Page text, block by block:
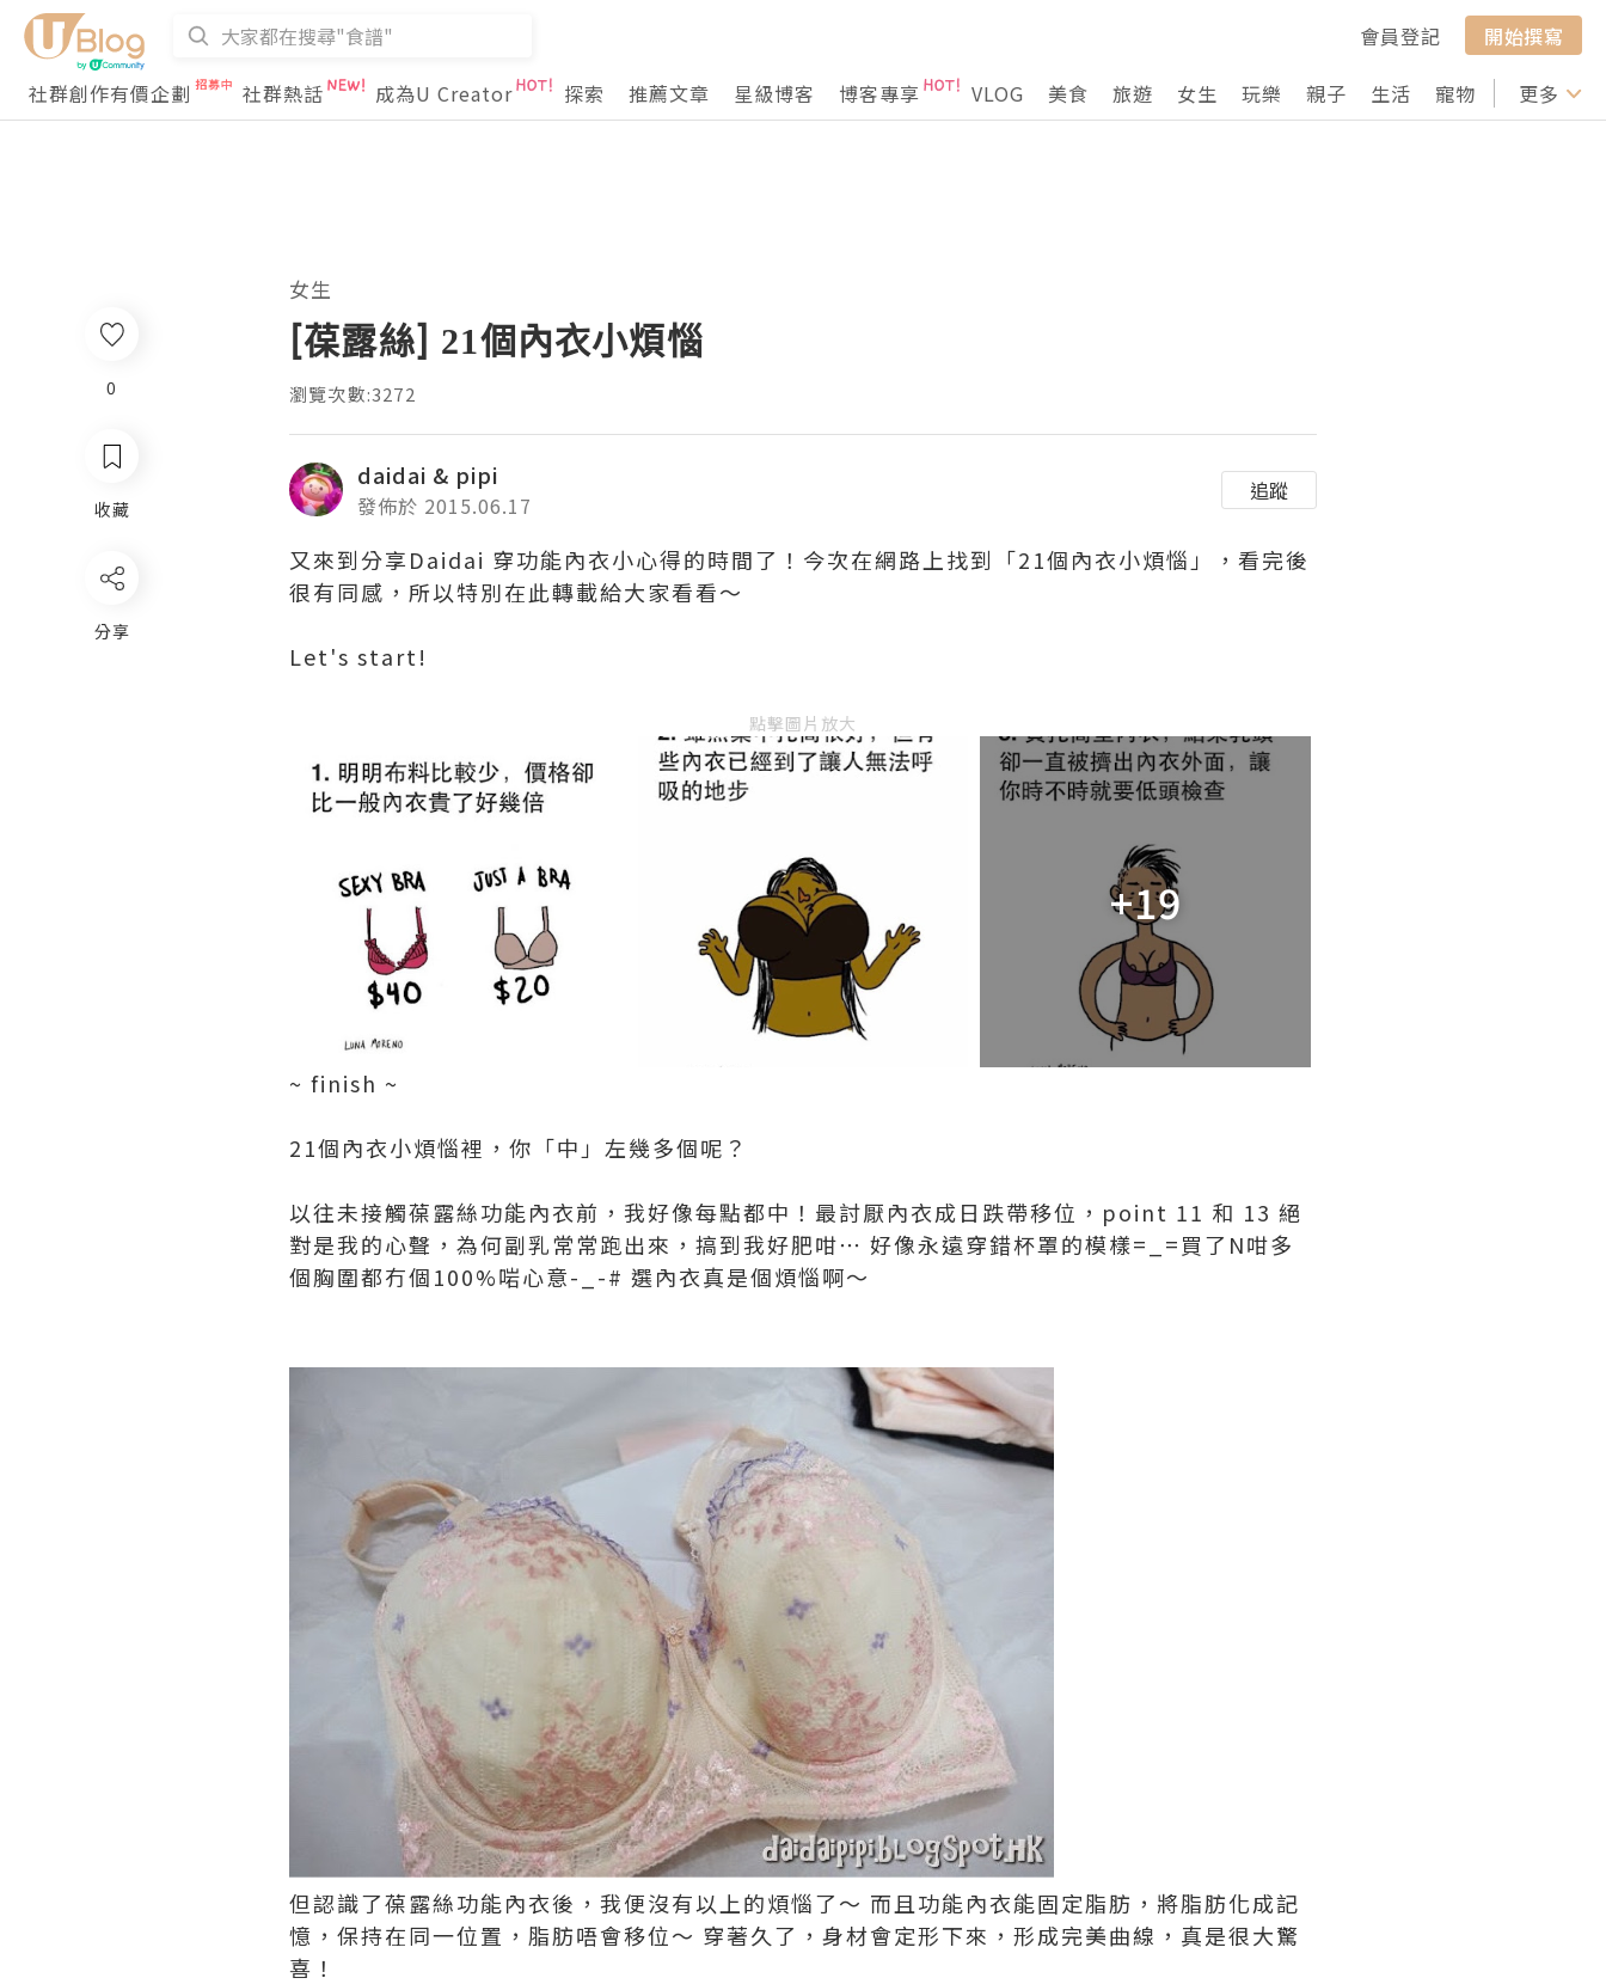
會員登記
開始撰寫
社群創作有價企劃
社群熱話 成為U Creator 探索 推薦文章 星級博客 博客專享 VLOG 美食 旅遊 女生 玩樂 親子 生活 寵物 行山 打卡
更多
0
收藏
分享
女生
[葆露絲] 21個內衣小煩惱
瀏覽次數:3272
daidai & pipi
發佈於 2015.06.17
追蹤
又來到分享Daidai 穿功能內衣小心得的時間了！今次在網路上找到「21個內衣小煩惱」，看完後
很有同感，所以特別在此轉載給大家看看～
Let's start!
點擊圖片放大
+19
~ finish ~
21個內衣小煩惱裡，你「中」左幾多個呢？
以往未接觸葆露絲功能內衣前，我好像每點都中！最討厭內衣成日跌帶移位，point 11 和 13 絕
對是我的心聲，為何副乳常常跑出來，搞到我好肥咁⋯ 好像永遠穿錯杯罩的模樣=_=買了N咁多
個胸圍都冇個100%啱心意-_-# 選內衣真是個煩惱啊～
但認識了葆露絲功能內衣後，我便沒有以上的煩惱了～ 而且 功能內衣能固定脂肪，將脂肪化成記
憶，保持在同一位置，脂肪唔會移位～ 穿著久了，身材會定形下來，形成完美曲線，真是很大驚
喜！